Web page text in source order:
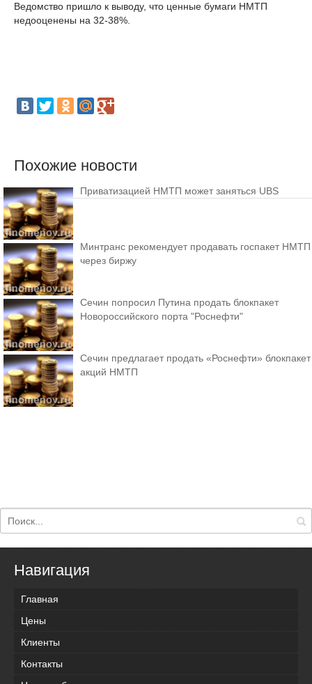
Ведомство пришло к выводу, что ценные бумаги НМТП
недооценены на 32-38%.
Похожие новости
Приватизацией НМТП может заняться UBS
Минтранс рекомендует продавать госпакет НМТП
через биржу
Сечин попросил Путина продать блокпакет
Новороссийского порта "Роснефти"
Сечин предлагает продать «Роснефти» блокпакет
акций НМТП
Навигация
Главная
Цены
Клиенты
Контакты